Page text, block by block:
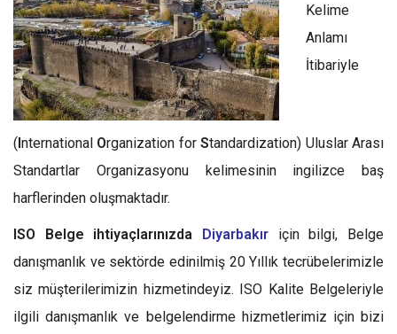
Kelime
Anlamı
İtibariyle
(International Organization forStandardization) Uluslar Arası
Standartlar Organizasyonu kelimesinin ingilizce baş
harflerinden oluşmaktadır.
ISO Belge ihtiyaçlarınızda Diyarbakır için bilgi, Belge
danışmanlık ve sektörde edinilmiş 20 Yıllık tecrübelerimizle
siz müşterilerimizin hizmetindeyiz. ISO Kalite Belgeleriyle
ilgili danışmanlık ve belgelendirme hizmetlerimiz için bizi